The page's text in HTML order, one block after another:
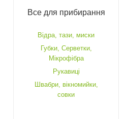
Все для прибирання
Відра, тази, миски
Губки, Серветки,
Мікрофібра
Рукавиці
Швабри, вікномийки,
совки